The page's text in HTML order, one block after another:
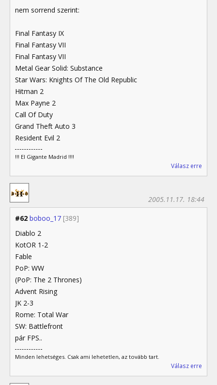
nem sorrend szerint:
Final Fantasy IX
Final Fantasy VII
Final Fantasy VII
Metal Gear Solid: Substance
Star Wars: Knights Of The Old Republic
Hitman 2
Max Payne 2
Call Of Duty
Grand Theft Auto 3
Resident Evil 2
!!! El Gigante Madrid !!!!
Válasz erre
#62 boboo_17 [389]
2005.11.17. 18:44
Diablo 2
KotOR 1-2
Fable
PoP: WW
(PoP: The 2 Thrones)
Advent Rising
JK 2-3
Rome: Total War
SW: Battlefront
pár FPS..
Minden lehetséges. Csak ami lehetetlen, az tovább tart.
Válasz erre